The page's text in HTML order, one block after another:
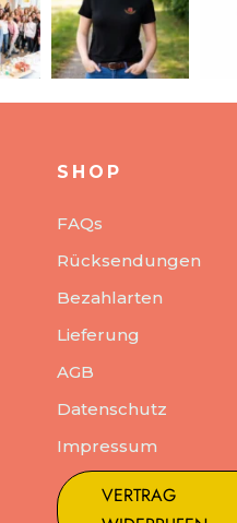
SHOP
FAQs
Rücksendungen
Bezahlarten
Lieferung
AGB
Datenschutz
Impressum
VERTRAG